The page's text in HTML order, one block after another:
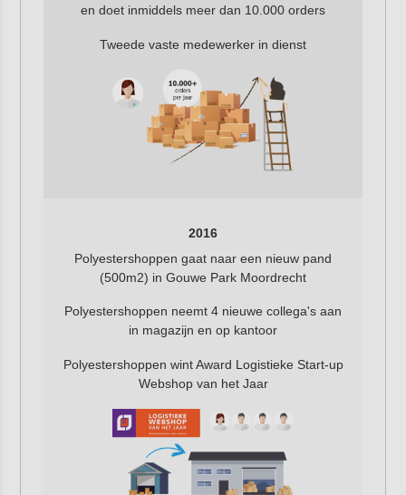
en doet inmiddels meer dan 10.000 orders
Tweede vaste medewerker in dienst
2016
Polyestershoppen gaat naar een nieuw pand
(500m2) in Gouwe Park Moordrecht
Polyestershoppen neemt 4 nieuwe collega's aan
in magazijn en op kantoor
Polyestershoppen wint Award Logistieke Start-up
Webshop van het Jaar